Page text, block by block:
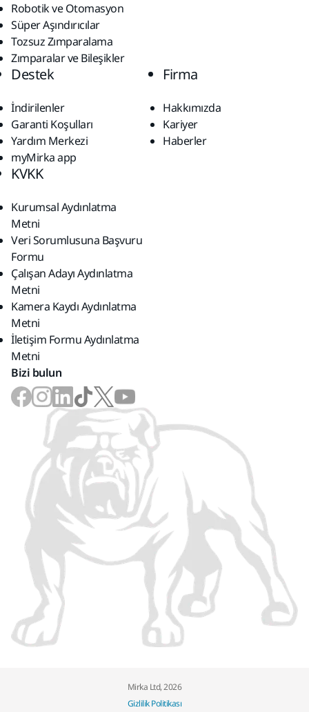
Robotik ve Otomasyon
Süper Aşındırıcılar
Tozsuz Zımparalama
Zımparalar ve Bileşikler
Destek
İndirilenler
Garanti Koşulları
Yardım Merkezi
myMirka app
Firma
Hakkımızda
Kariyer
Haberler
KVKK
Kurumsal Aydınlatma
Metni
Veri Sorumlusuna Başvuru
Formu
Çalışan Adayı Aydınlatma
Metni
Kamera Kaydı Aydınlatma
Metni
İletişim Formu Aydınlatma
Metni
Bizi bulun
Mirka Ltd, 2026
Gizlilik Politikası